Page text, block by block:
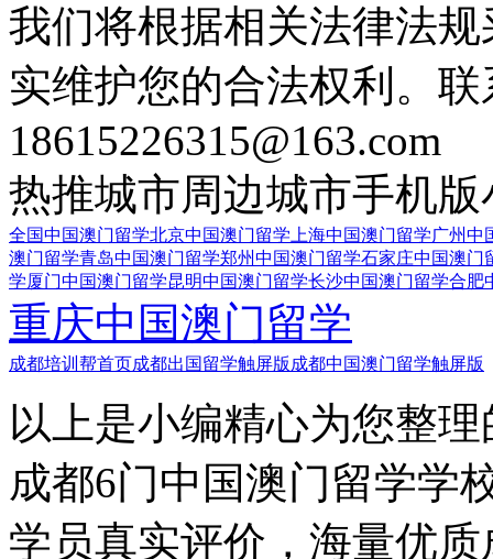
我们将根据相关法律法
实维护您的合法权利。
18615226315@163.com
热推城市周边城市手机版
全国中国澳门留学北京中国澳门留学 上海中国澳门留学广州中
澳门留学青岛中国澳门留学郑州中国澳门留学石家庄中国澳门
学厦门中国澳门留学昆明中国澳门留学长沙中国澳门留学合肥
重庆中国澳门留学
成都培训帮首页成都出国留学触屏版 成都中国澳门留学触屏版
以上是小编精心为您整
成都6门中国澳门留学学
学员真实评价，海量优